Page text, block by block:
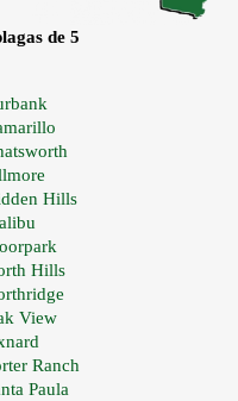
de 5
Hills
Hills
View
Ranch
Paula